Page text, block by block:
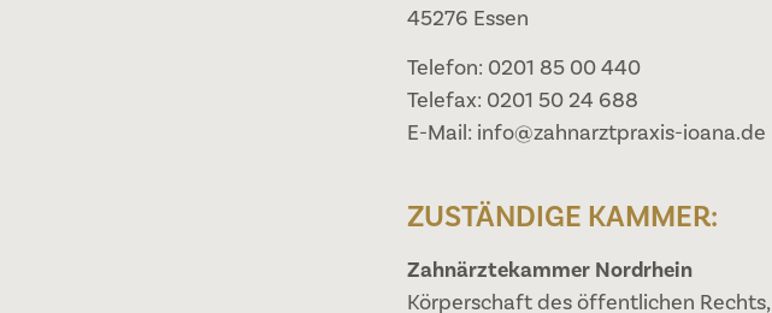
45276 Essen
Telefon: 0201 85 00 440
Telefax: 0201 50 24 688
E-Mail: info@zahnarztpraxis-ioana.de
ZUSTÄNDIGE KAMMER:
Zahnärztekammer Nordrhein
Körperschaft des öffentlichen Rechts,